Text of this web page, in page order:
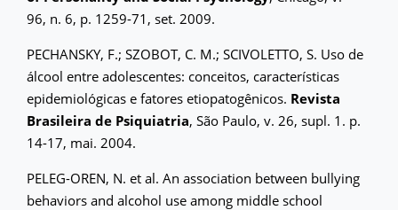
96, n. 6, p. 1259-71, set. 2009.
PECHANSKY, F.; SZOBOT, C. M.; SCIVOLETTO, S. Uso de
álcool entre adolescentes: conceitos, características
epidemiológicas e fatores etiopatogênicos. Revista
Brasileira de Psiquiatria, São Paulo, v. 26, supl. 1. p.
14-17, mai. 2004.
PELEG-OREN, N. et al. An association between bullying
behaviors and alcohol use among middle school